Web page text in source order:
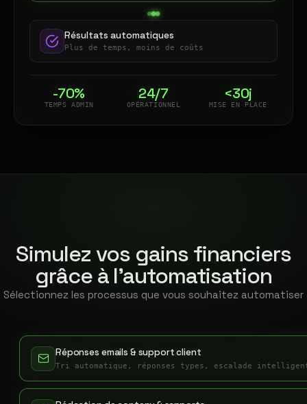
Résultats automatiques
Plus de temps, moins de coûts
-70%
TEMPS ADMIN
24/7
OPÉRATIONNEL
<30j
MISE EN PLACE
Simulez vos gains financiers
grâce à l'automatisation
Sélectionnez les processus que vous souhaitez automatiser
Réponses emails & support client
Tri automatique, réponses types, escalade